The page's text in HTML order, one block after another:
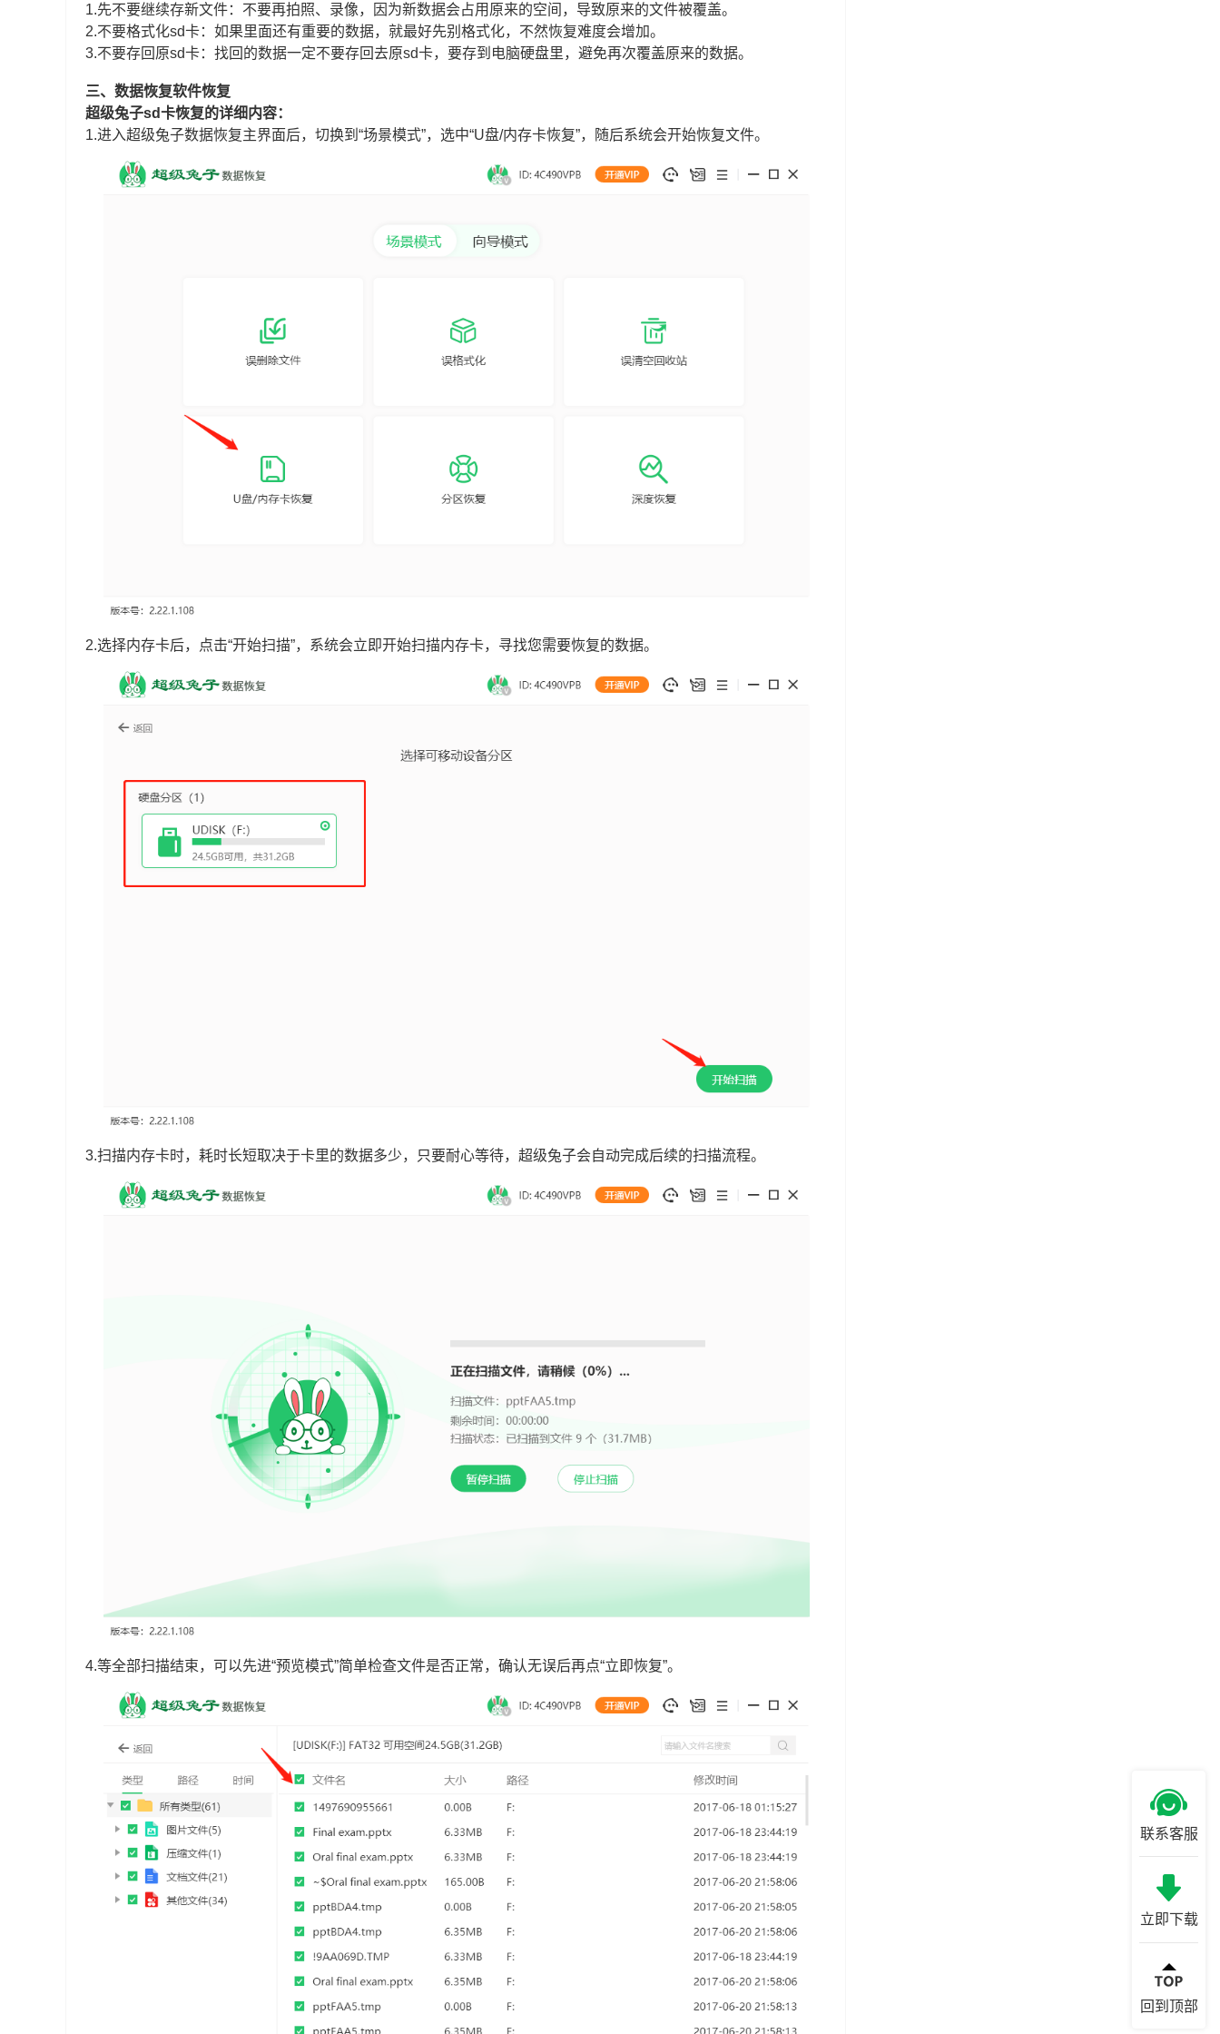
1.先不要继续存新文件：不要再拍照、录像，因为新数据会占用原来的空间，导致原来的文件被覆盖。
2.不要格式化sd卡：如果里面还有重要的数据，就最好先别格式化，不然恢复难度会增加。
3.不要存回原sd卡：找回的数据一定不要存回去原sd卡，要存到电脑硬盘里，避免再次覆盖原来的数据。
三、数据恢复软件恢复
超级兔子sd卡恢复的详细内容：
1.进入超级兔子数据恢复主界面后，切换到“场景模式”，选中“U盘/内存卡恢复”，随后系统会开始恢复文件。
2.选择内存卡后，点击“开始扫描”，系统会立即开始扫描内存卡，寻找您需要恢复的数据。
3.扫描内存卡时，耗时长短取决于卡里的数据多少，只要耐心等待，超级兔子会自动完成后续的扫描流程。
4.等全部扫描结束，可以先进“预览模式”简单检查文件是否正常，确认无误后再点“立即恢复”。
联系客服
立即下载
回到顶部